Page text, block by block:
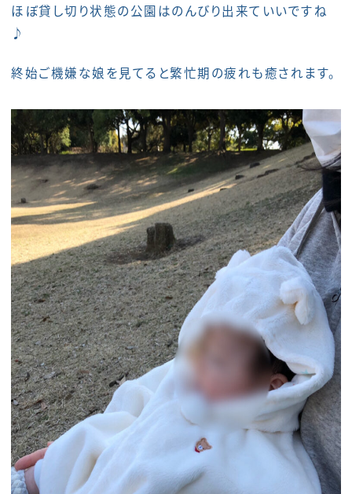
ほぼ貸し切り状態の公園はのんびり出来ていいですね
♪
終始ご機嫌な娘を見てると繁忙期の疲れも癒されます。